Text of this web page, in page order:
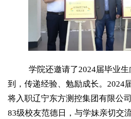
学院还邀请了2024届毕业
到，传递经验、勉励成长。2024
将入职辽宁东方测控集团有限公
83级校友范德日，与学妹亲切交